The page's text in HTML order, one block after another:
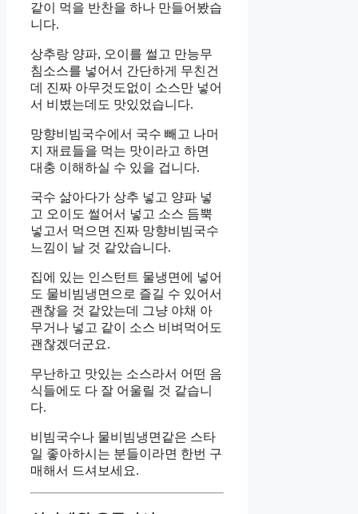
같이 먹을 반찬을 하나 만들어봤습
니다.
상추랑 양파, 오이를 썰고 만능무
침소스를 넣어서 간단하게 무친건
데 진짜 아무것도없이 소스만 넣어
서 비볐는데도 맛있었습니다.
망향비빔국수에서 국수 빼고 나머
지 재료들을 먹는 맛이라고 하면
대충 이해하실 수 있을 겁니다.
국수 삶아다가 상추 넣고 양파 넣
고 오이도 썰어서 넣고 소스 듬뿍
넣고서 먹으면 진짜 망향비빔국수
느낌이 날 것 같았습니다.
집에 있는 인스턴트 물냉면에 넣어
도 물비빔냉면으로 즐길 수 있어서
괜찮을 것 같았는데 그냥 야채 아
무거나 넣고 같이 소스 비벼먹어도
괜찮겠더군요.
무난하고 맛있는 소스라서 어떤 음
식들에도 다 잘 어울릴 것 같습니
다.
비빔국수나 물비빔냉면같은 스타
일 좋아하시는 분들이라면 한번 구
매해서 드셔보세요.